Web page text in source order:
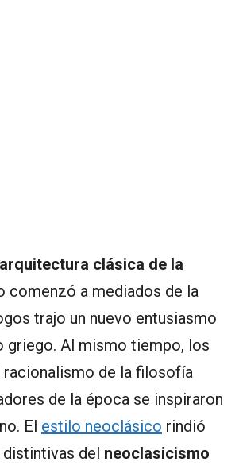
arquitectura clásica de la
comenzó a mediados de la
trajo un nuevo entusiasmo
griego. Al mismo tiempo, los
de la filosofía
de la época se inspiraron
El estilo neoclásico rindió
del neoclasicismo